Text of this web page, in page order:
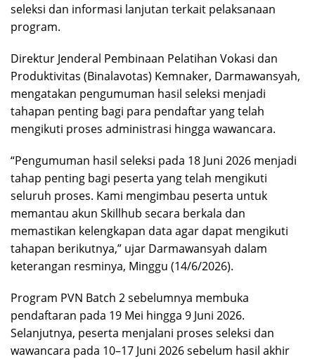
seleksi dan informasi lanjutan terkait pelaksanaan
program.
Direktur Jenderal Pembinaan Pelatihan Vokasi dan
Produktivitas (Binalavotas) Kemnaker, Darmawansyah,
mengatakan pengumuman hasil seleksi menjadi
tahapan penting bagi para pendaftar yang telah
mengikuti proses administrasi hingga wawancara.
“Pengumuman hasil seleksi pada 18 Juni 2026 menjadi
tahap penting bagi peserta yang telah mengikuti
seluruh proses. Kami mengimbau peserta untuk
memantau akun Skillhub secara berkala dan
memastikan kelengkapan data agar dapat mengikuti
tahapan berikutnya,” ujar Darmawansyah dalam
keterangan resminya, Minggu (14/6/2026).
Program PVN Batch 2 sebelumnya membuka
pendaftaran pada 19 Mei hingga 9 Juni 2026.
Selanjutnya, peserta menjalani proses seleksi dan
wawancara pada 10–17 Juni 2026 sebelum hasil akhir